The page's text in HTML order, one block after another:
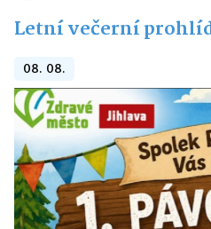
Letní večerní
08. 08.